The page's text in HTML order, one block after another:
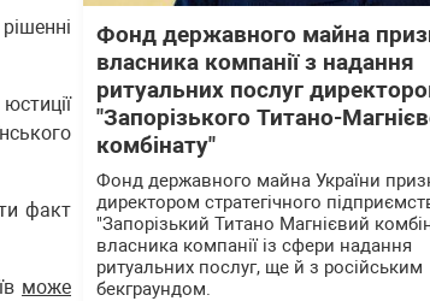
факт
може
Фонд державного майна
власника компанії з надання
ритуальних послуг
"Запорізького Титано-
комбінату"
Фонд державного майна України
директором стратегічного
"Запорізький Титано Магнієвий
власника компанії із сфери надання
ритуальних послуг, ще й з російським
бекграундом.